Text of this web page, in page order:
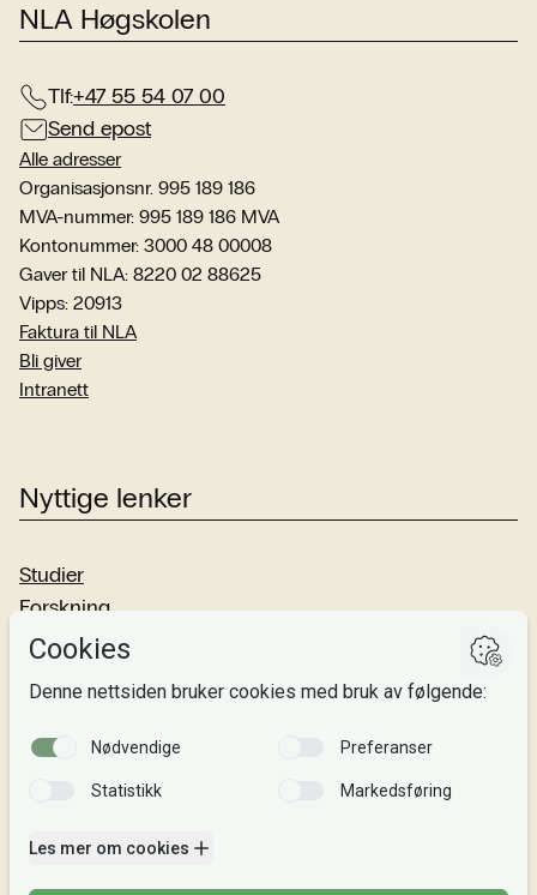
NLA Høgskolen
Tlf:+47 55 54 07 00
Send epost
Alle adresser
Organisasjonsnr. 995 189 186
MVA-nummer: 995 189 186 MVA
Kontonummer: 3000 48 00008
Gaver til NLA: 8220 02 88625
Vipps: 20913
Faktura til NLA
Bli giver
Intranett
Nyttige lenker
Studier
Forskning
Om oss
Si fra!
Følg oss